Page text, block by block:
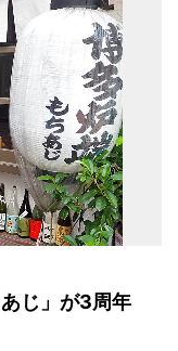
あじ」が3周年